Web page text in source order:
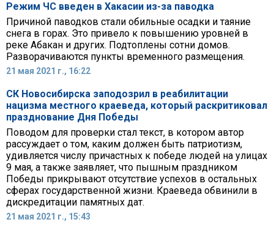
Режим ЧС введен в Хакасии из-за паводка
Причиной паводков стали обильные осадки и таяние
снега в горах. Это привело к повышению уровней в
реке Абакан и других. Подтоплены сотни домов.
Разворачиваются пункты временного размещения.
21 мая 2021 г., 16:22
СК Новосибирска заподозрил в реабилитации
нацизма местного краеведа, который раскритиковал
празднование Дня Победы
Поводом для проверки стал текст, в котором автор
рассуждает о том, каким должен быть патриотизм,
удивляется числу причастных к победе людей на улицах
9 мая, а также заявляет, что пышным праздником
Победы прикрывают отсутствие успехов в остальных
сферах государственной жизни. Краеведа обвинили в
дискредитации памятных дат.
21 мая 2021 г., 15:43